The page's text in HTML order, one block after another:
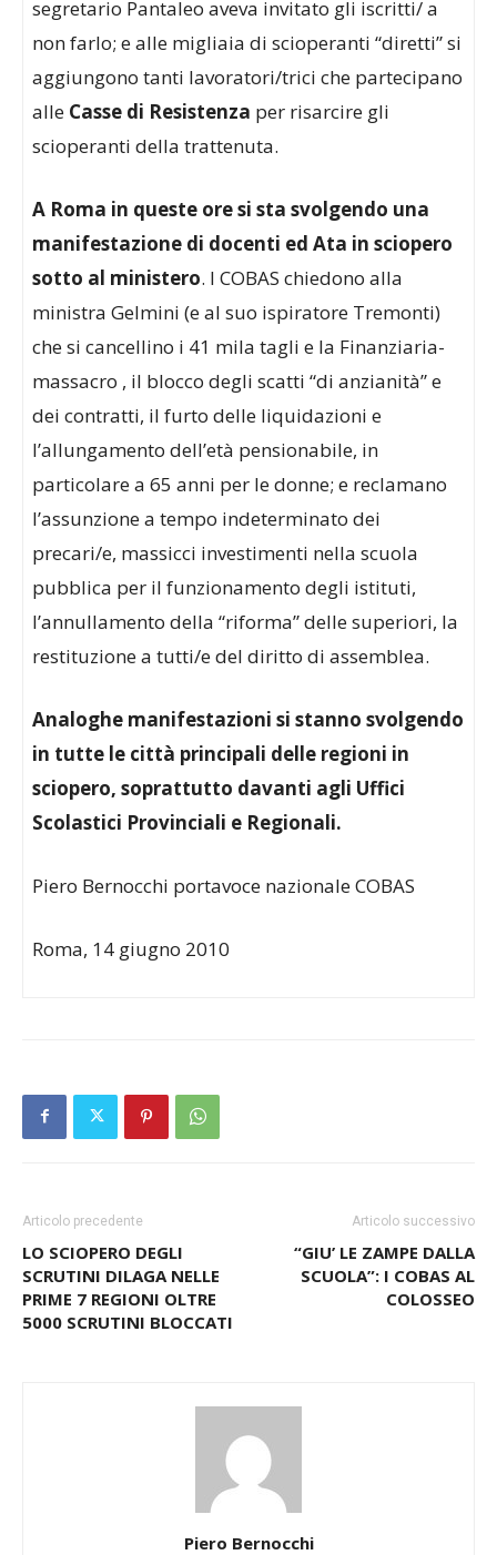
segretario Pantaleo aveva invitato gli iscritti/ a
non farlo; e alle migliaia di scioperanti “diretti” si
aggiungono tanti lavoratori/trici che partecipano
alle Casse di Resistenza per risarcire gli
scioperanti della trattenuta.
A Roma in queste ore si sta svolgendo una
manifestazione di docenti ed Ata in sciopero
sotto al ministero. I COBAS chiedono alla
ministra Gelmini (e al suo ispiratore Tremonti)
che si cancellino i 41 mila tagli e la Finanziaria-
massacro , il blocco degli scatti “di anzianità” e
dei contratti, il furto delle liquidazioni e
l’allungamento dell’età pensionabile, in
particolare a 65 anni per le donne; e reclamano
l’assunzione a tempo indeterminato dei
precari/e, massicci investimenti nella scuola
pubblica per il funzionamento degli istituti,
l’annullamento della “riforma” delle superiori, la
restituzione a tutti/e del diritto di assemblea.
Analoghe manifestazioni si stanno svolgendo
in tutte le città principali delle regioni in
sciopero, soprattutto davanti agli Uffici
Scolastici Provinciali e Regionali.
Piero Bernocchi portavoce nazionale COBAS
Roma, 14 giugno 2010
Articolo precedente
LO SCIOPERO DEGLI
SCRUTINI DILAGA NELLE
PRIME 7 REGIONI OLTRE
5000 SCRUTINI BLOCCATI
Articolo successivo
“GIU’ LE ZAMPE DALLA
SCUOLA”: I COBAS AL
COLOSSEO
Piero Bernocchi